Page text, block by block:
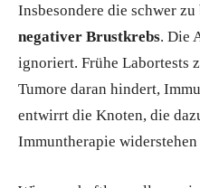
Insbesondere die schwer
negativer Brustkrebs. Die
ignoriert. Frühe Labortests
Tumore daran hindert,
entwirrt die Knoten, die
Immuntherapie widerstehen